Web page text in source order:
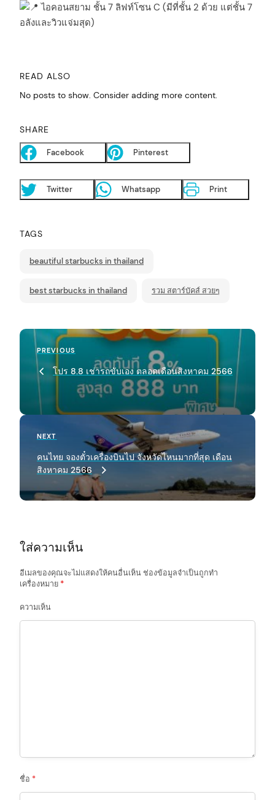
ไอคอนสยาม ชั้น 7 ลิฟท์โซน C (มีที่ชั้น 2 ด้วย แต่ชั้น 7
อลังและวิวแจ่มสุด)
READ ALSO
No posts to show. Consider adding more content.
SHARE
Facebook Pinterest
Twitter Whatsapp Print
TAGS
beautiful starbucks in thailand
best starbucks in thailand รวม สตาร์บัคส์ สวยๆ
P
n
g
o
n
Previous
Post
PREVIOUS
โปร 8.8 เช่ารถขับเอง ตลอดเดือนสิงหาคม 2566
Next
Post
NEXT
คนไทย จองตั๋วเครื่องบินไป จังหวัดไหนมากที่สุด เดือน
สิงหาคม 2566
ใส่ความเห็น
อีเมลของคุณจะไม่แสดงให้คนอื่นเห็นช่องข้อมูลจำเป็นถูกทำ
เครื่องหมาย *
ความเห็น
ชื่อ *